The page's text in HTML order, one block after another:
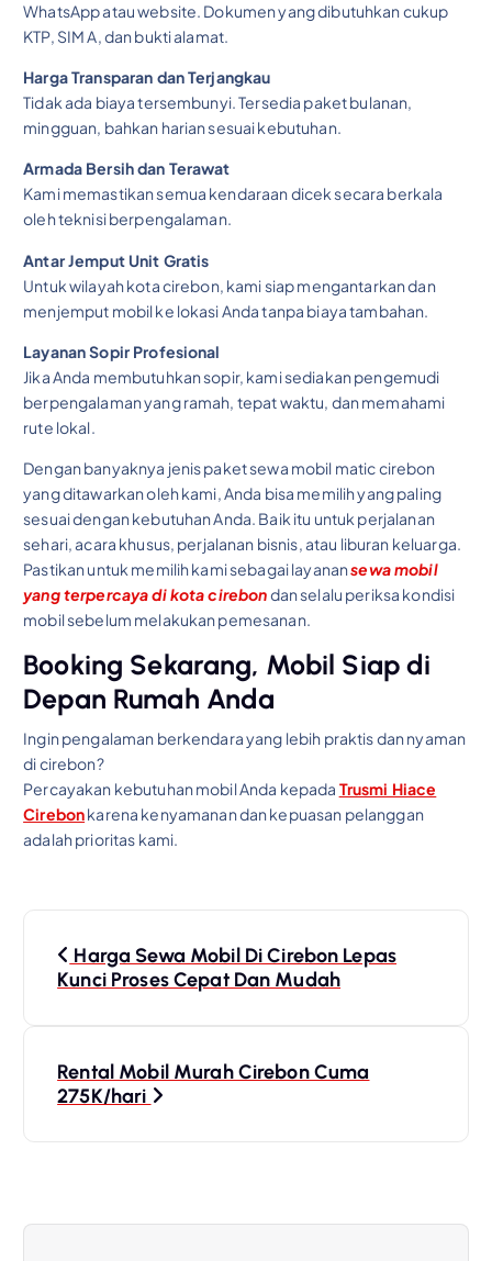
WhatsApp atau website. Dokumen yang dibutuhkan cukup
KTP, SIM A, dan bukti alamat.
Harga Transparan dan Terjangkau
Tidak ada biaya tersembunyi. Tersedia paket bulanan,
mingguan, bahkan harian sesuai kebutuhan.
Armada Bersih dan Terawat
Kami memastikan semua kendaraan dicek secara berkala
oleh teknisi berpengalaman.
Antar Jemput Unit Gratis
Untuk wilayah kota cirebon, kami siap mengantarkan dan
menjemput mobil ke lokasi Anda tanpa biaya tambahan.
Layanan Sopir Profesional
Jika Anda membutuhkan sopir, kami sediakan pengemudi
berpengalaman yang ramah, tepat waktu, dan memahami
rute lokal.
Dengan banyaknya jenis paket sewa mobil matic cirebon
yang ditawarkan oleh kami, Anda bisa memilih yang paling
sesuai dengan kebutuhan Anda. Baik itu untuk perjalanan
sehari, acara khusus, perjalanan bisnis, atau liburan keluarga.
Pastikan untuk memilih kami sebagai layanansewa mobil
yang terpercaya di kota cirebondan selalu periksa kondisi
mobil sebelum melakukan pemesanan.
Booking Sekarang, Mobil Siap di
Depan Rumah Anda
Ingin pengalaman berkendara yang lebih praktis dan nyaman
di cirebon?
Percayakan kebutuhan mobil Anda kepada Trusmi Hiace
Cirebonkarena kenyamanan dan kepuasan pelanggan
adalah prioritas kami.
a
Harga Sewa Mobil Di Cirebon Lepas
Kunci Proses Cepat Dan Mudah
Rental Mobil Murah Cirebon Cuma
275K/hari